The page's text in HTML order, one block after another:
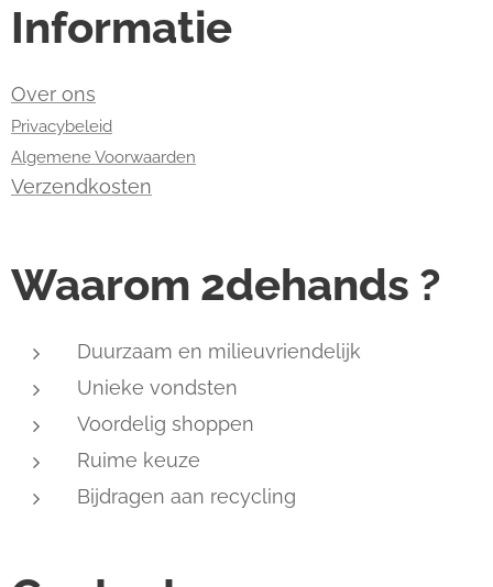
Informatie
Over ons
Privacybeleid
Algemene Voorwaarden
Verzendkosten
Waarom 2dehands ?
Duurzaam en milieuvriendelijk
Unieke vondsten
Voordelig shoppen
Ruime keuze
Bijdragen aan recycling